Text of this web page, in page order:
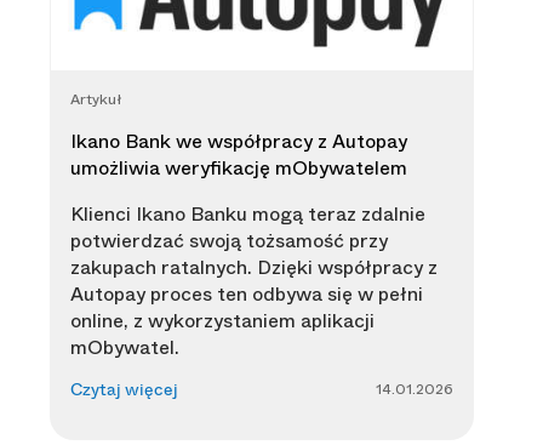
Artykuł
Ikano Bank we współpracy z Autopay
umożliwia weryfikację mObywatelem
Klienci Ikano Banku mogą teraz zdalnie
potwierdzać swoją tożsamość przy
zakupach ratalnych. Dzięki współpracy z
Autopay proces ten odbywa się w pełni
online, z wykorzystaniem aplikacji
mObywatel.
Czytaj więcej 14.01.2026